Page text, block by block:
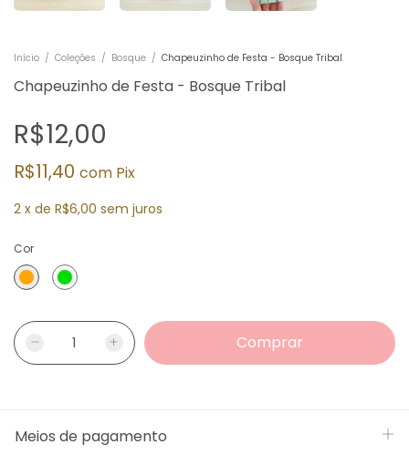
Início / Coleções / Bosque / Chapeuzinho de Festa - Bosque Tribal
Chapeuzinho de Festa - Bosque Tribal
R$12,00
R$11,40 com Pix
2 x de R$6,00 sem juros
Cor
Meios de pagamento